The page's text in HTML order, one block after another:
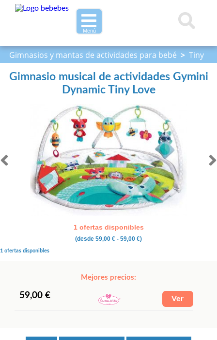
Menú
Gimnasios y mantas de actividades para bebé > Tiny
Love > Gimnasio musical de actividades Gymini
Dynamic Tiny Love
Gimnasio musical de actividades Gymini
Dynamic Tiny Love
1 ofertas disponibles
(desde 59,00 € - 59,00 €)
1 ofertas disponibles
Mejores precios:
59,00 €